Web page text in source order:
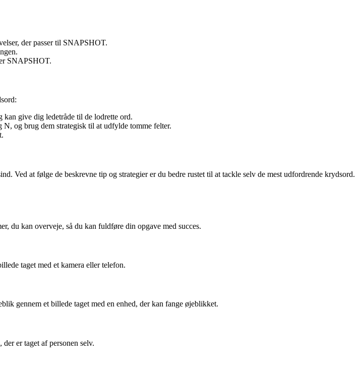
der passer til SNAPSHOT.
SNAPSHOT.
kan give dig ledetråde til de lodrette ord.
og brug dem strategisk til at udfylde tomme felter.
at følge de beskrevne tip og strategier er du bedre rustet til at tackle selv de mest udfordrende krydsord.
du kan overveje, så du kan fuldføre din opgave med succes.
taget med et kamera eller telefon.
gennem et billede taget med en enhed, der kan fange øjeblikket.
er taget af personen selv.